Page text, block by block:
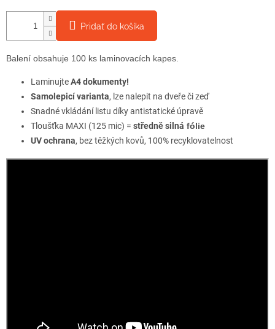
Pridať do košíka
Balení obsahuje 100 ks laminovacích kapes.
LaminujteA4 dokumenty!
Samolepicí varianta, lze nalepit na dveře či zeď
Snadné vkládání listu díky antistatické úpravě
Tloušťka MAXI (125 mic) = středně silná fólie
UV ochrana, bez těžkých kovů, 100% recyklovatelnost